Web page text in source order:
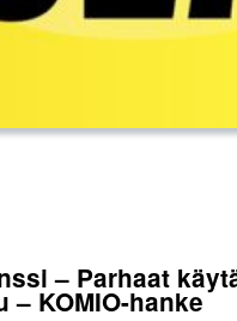
– Parhaat
KOMIO-hanke